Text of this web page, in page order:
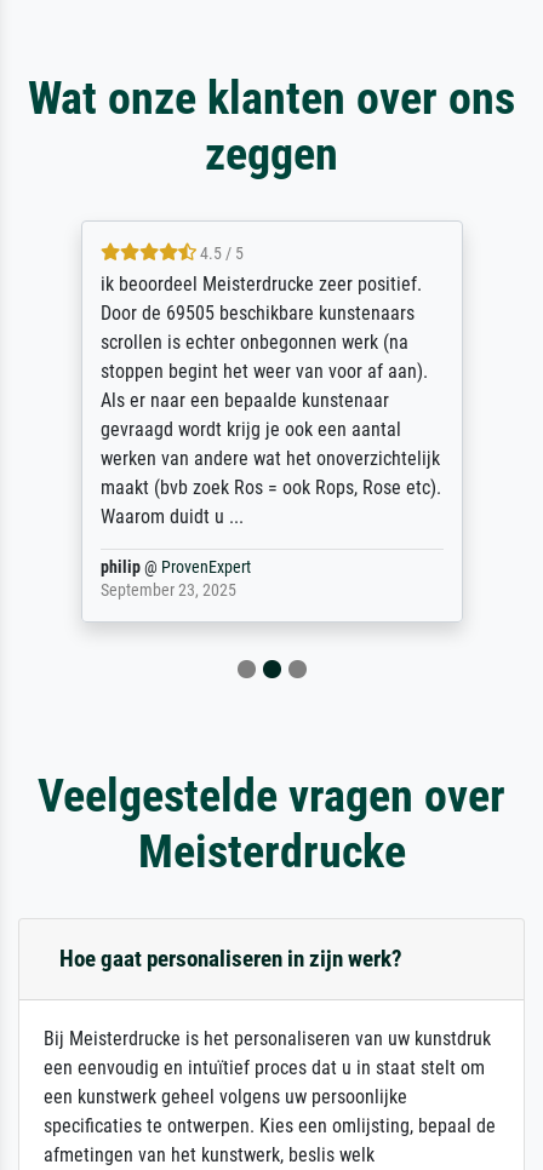
Wat onze klanten over ons
zeggen
4.5 / 5
ik beoordeel Meisterdrucke zeer positief.
Door de 69505 beschikbare kunstenaars
scrollen is echter onbegonnen werk (na
stoppen begint het weer van voor af aan).
Als er naar een bepaalde kunstenaar
gevraagd wordt krijg je ook een aantal
werken van andere wat het onoverzichtelijk
maakt (bvb zoek Ros = ook Rops, Rose etc).
Waarom duidt u ...
philip@ ProvenExpert
September 23, 2025
Veelgestelde vragen over
Meisterdrucke
Hoe gaat personaliseren in zijn werk?
Bij Meisterdrucke is het personaliseren van uw kunstdruk
een eenvoudig en intuïtief proces dat u in staat stelt om
een kunstwerk geheel volgens uw persoonlijke
specificaties te ontwerpen. Kies een omlijsting, bepaal de
afmetingen van het kunstwerk, beslis welk